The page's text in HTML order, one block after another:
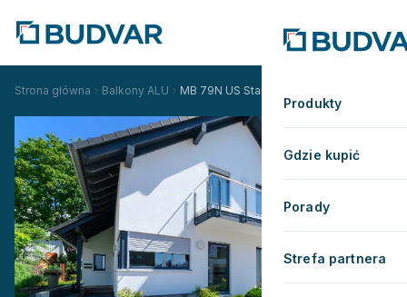
Produkty
Gdzie kupić
Porady
Strefa partnera
Strona główna Balkony ALU MB 79N US Standardowe